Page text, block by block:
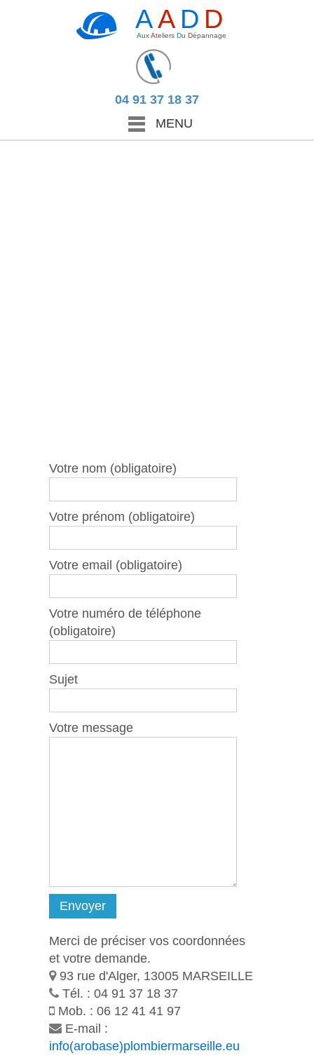
AA D D
AuxAteliers Du Dépannage
04 91 37 18 37
MENU
Votre nom (obligatoire)
Votre prénom (obligatoire)
Votre email (obligatoire)
Votre numéro de téléphone
(obligatoire)
Sujet
Votre message
Merci de préciser vos coordonnées
et votre demande.
93 rue d'Alger, 13005 MARSEILLE
Tél. : 04 91 37 18 37
Mob. : 06 12 41 41 97
E-mail :
info(arobase)plombiermarseille.eu